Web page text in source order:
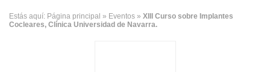
Estás aquí: Página principal » Eventos » XIII Curso sobre Implantes
Cocleares, Clínica Universidad de Navarra.